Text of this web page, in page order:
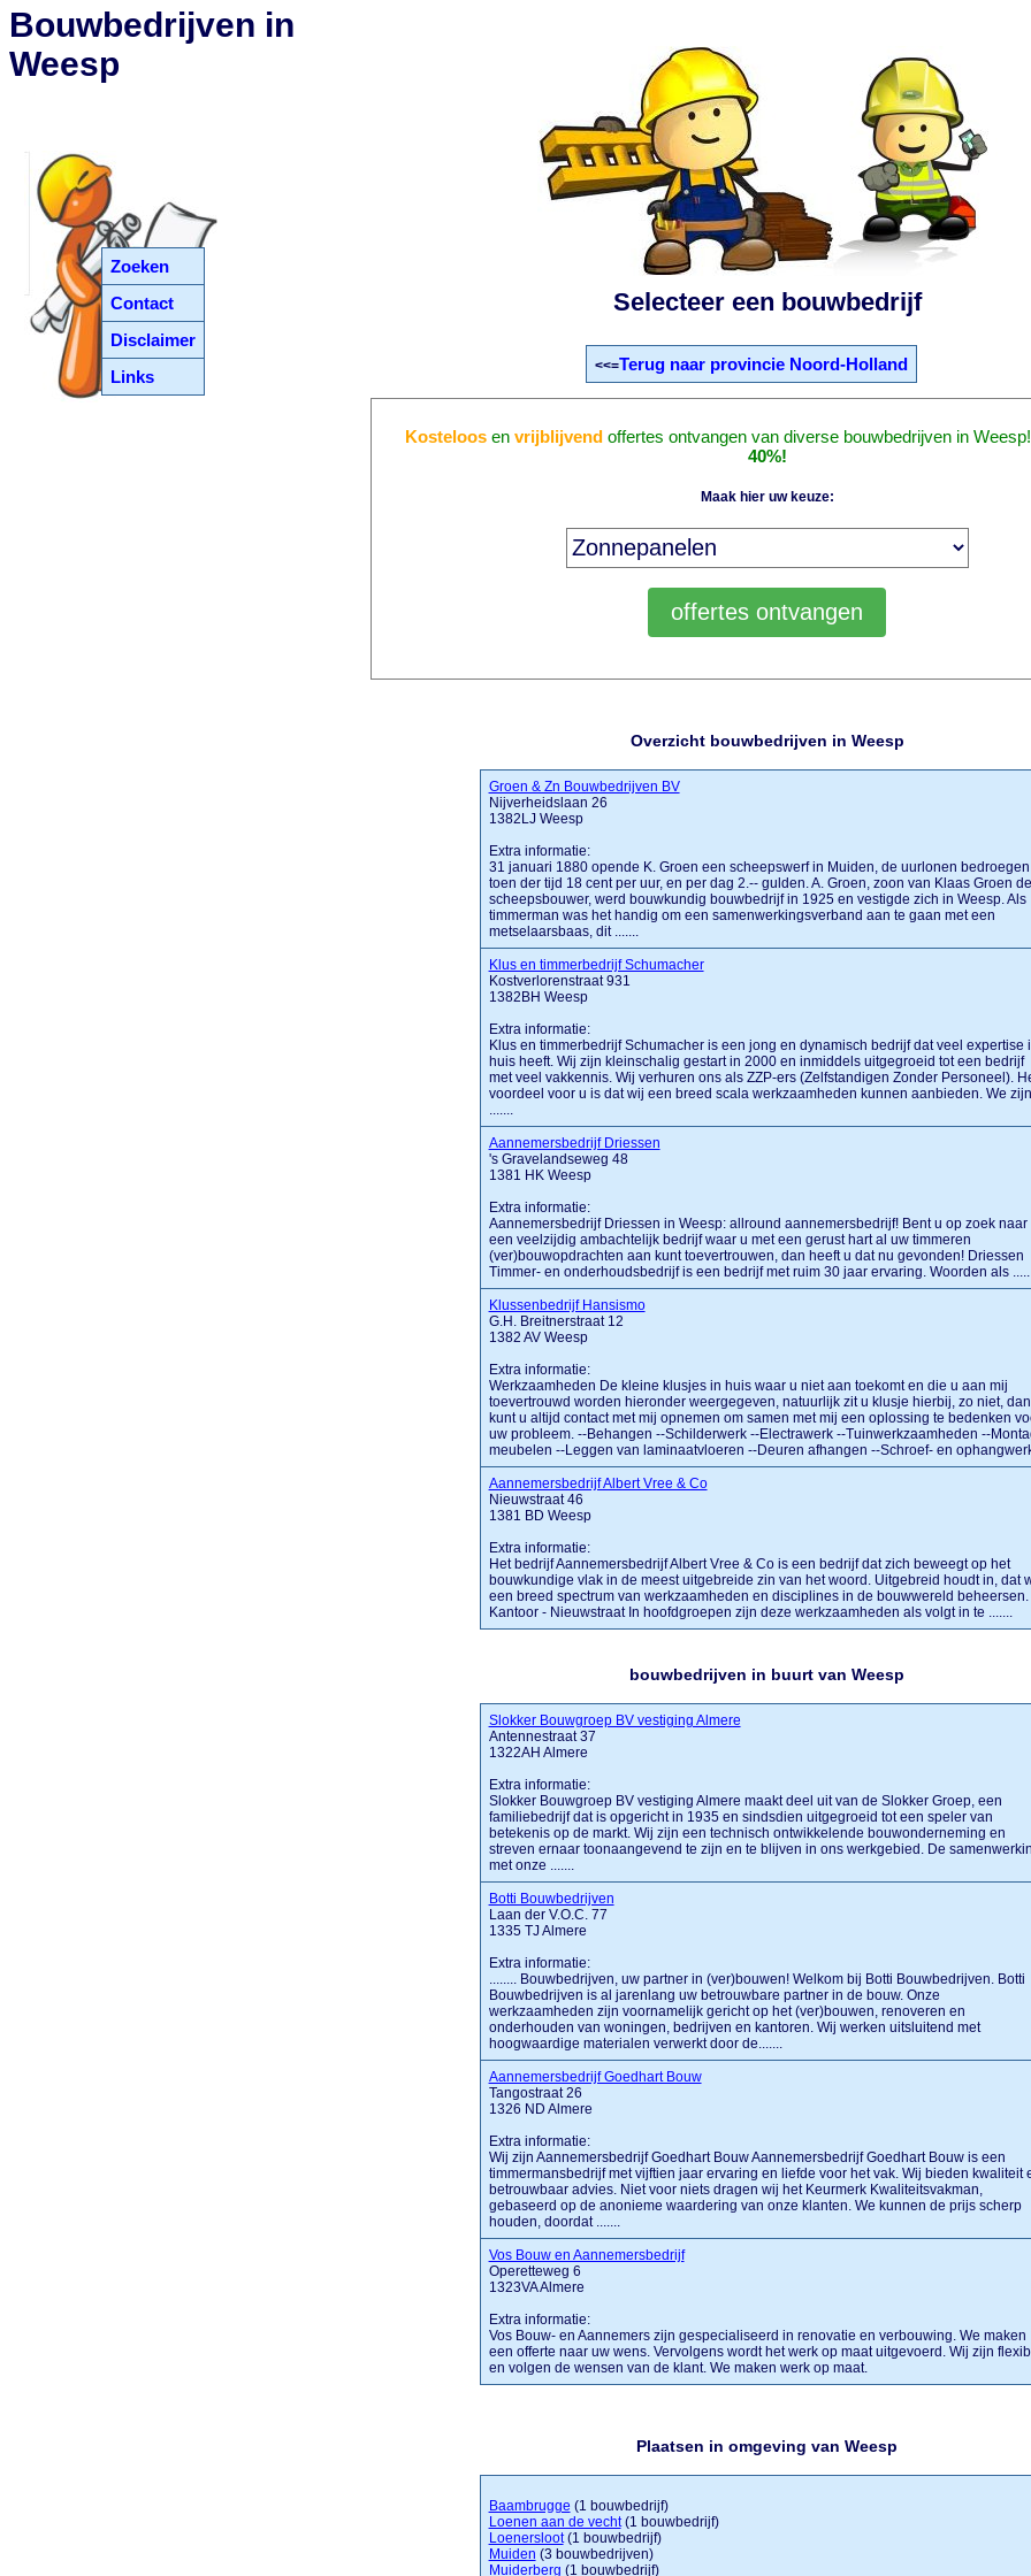
Zoeken
Contact
Disclaimer
Links
Bouwbedrijven in
Weesp
Selecteer een bouwbedrijf
<<=Terug naar provincie Noord-Holland
Kosteloos envrijblijvend offertes ontvangen van diverse bouwbedrijven in
40%!
Maak hier uw keuze:
Overzicht bouwbedrijven in Weesp
Groen & Zn Bouwbedrijven BV
Nijverheidslaan 26
1382LJ Weesp
Extra informatie:
31 januari 1880 opende K. Groen een scheepswerf in Muiden, de uurlonen bedroegen
toen der tijd 18 cent per uur, en per dag 2.-- gulden. A. Groen, zoon van Klaas Groen de
scheepsbouwer, werd bouwkundig bouwbedrijf in 1925 en vestigde zich in Weesp. Als
timmerman was het handig om een samenwerkingsverband aan te gaan met een
metselaarsbaas, dit .......
Klus en timmerbedrijf Schumacher
Kostverlorenstraat 931
1382BH Weesp
Extra informatie:
Klus en timmerbedrijf Schumacher is een jong en dynamisch bedrijf dat veel expertise
huis heeft. Wij zijn kleinschalig gestart in 2000 en inmiddels uitgegroeid tot een bedrijf
met veel vakkennis. Wij verhuren ons als ZZP-ers (Zelfstandigen Zonder Personeel).
voordeel voor u is dat wij een breed scala werkzaamheden kunnen aanbieden. We zijn
.......
Aannemersbedrijf Driessen
's Gravelandseweg 48
1381 HK Weesp
Extra informatie:
Aannemersbedrijf Driessen in Weesp: allround aannemersbedrijf! Bent u op zoek naar
een veelzijdig ambachtelijk bedrijf waar u met een gerust hart al uw timmeren
(ver)bouwopdrachten aan kunt toevertrouwen, dan heeft u dat nu gevonden! Driessen
Timmer- en onderhoudsbedrijf is een bedrijf met ruim 30 jaar ervaring. Woorden als
Klussenbedrijf Hansismo
G.H. Breitnerstraat 12
1382 AV Weesp
Extra informatie:
Werkzaamheden De kleine klusjes in huis waar u niet aan toekomt en die u aan mij
toevertrouwd worden hieronder weergegeven, natuurlijk zit u klusje hierbij, zo niet, dan
kunt u altijd contact met mij opnemen om samen met mij een oplossing te bedenken
uw probleem. --Behangen --Schilderwerk --Electrawerk --Tuinwerkzaamheden --
meubelen --Leggen van laminaatvloeren --Deuren afhangen --Schroef- en
Aannemersbedrijf Albert Vree & Co
Nieuwstraat 46
1381 BD Weesp
Extra informatie:
Het bedrijf Aannemersbedrijf Albert Vree & Co is een bedrijf dat zich beweegt op het
bouwkundige vlak in de meest uitgebreide zin van het woord. Uitgebreid houdt in, dat
een breed spectrum van werkzaamheden en disciplines in de bouwwereld beheersen.
Kantoor - Nieuwstraat In hoofdgroepen zijn deze werkzaamheden als volgt in te .......
bouwbedrijven in buurt van Weesp
Slokker Bouwgroep BV vestiging Almere
Antennestraat 37
1322AH Almere
Extra informatie:
Slokker Bouwgroep BV vestiging Almere maakt deel uit van de Slokker Groep, een
familiebedrijf dat is opgericht in 1935 en sindsdien uitgegroeid tot een speler van
betekenis op de markt. Wij zijn een technisch ontwikkelende bouwonderneming en
streven ernaar toonaangevend te zijn en te blijven in ons werkgebied. De
met onze .......
Botti Bouwbedrijven
Laan der V.O.C. 77
1335 TJ Almere
Extra informatie:
........ Bouwbedrijven, uw partner in (ver)bouwen! Welkom bij Botti Bouwbedrijven. Botti
Bouwbedrijven is al jarenlang uw betrouwbare partner in de bouw. Onze
werkzaamheden zijn voornamelijk gericht op het (ver)bouwen, renoveren en
onderhouden van woningen, bedrijven en kantoren. Wij werken uitsluitend met
hoogwaardige materialen verwerkt door de.......
Aannemersbedrijf Goedhart Bouw
Tangostraat 26
1326 ND Almere
Extra informatie:
Wij zijn Aannemersbedrijf Goedhart Bouw Aannemersbedrijf Goedhart Bouw is een
timmermansbedrijf met vijftien jaar ervaring en liefde voor het vak. Wij bieden kwaliteit
betrouwbaar advies. Niet voor niets dragen wij het Keurmerk Kwaliteitsvakman,
gebaseerd op de anonieme waardering van onze klanten. We kunnen de prijs scherp
houden, doordat .......
Vos Bouw en Aannemersbedrijf
Operetteweg 6
1323VA Almere
Extra informatie:
Vos Bouw- en Aannemers zijn gespecialiseerd in renovatie en verbouwing. We maken
een offerte naar uw wens. Vervolgens wordt het werk op maat uitgevoerd. Wij zijn
en volgen de wensen van de klant. We maken werk op maat.
Plaatsen in omgeving van Weesp
Baambrugge (1 bouwbedrijf)
Loenen aan de vecht(1 bouwbedrijf)
Loenersloot(1 bouwbedrijf)
Muiden (3 bouwbedrijven)
Muiderberg (1 bouwbedrijf)